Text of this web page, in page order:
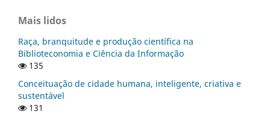
Mais lidos
Raça, branquitude e produção científica na
Biblioteconomia e Ciência da Informação
135
Conceituação de cidade humana, inteligente, criativa e
sustentável
131